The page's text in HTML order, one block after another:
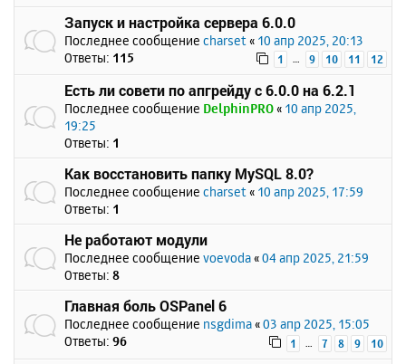
Запуск и настройка сервера 6.0.0
Последнее сообщение charset « 10 апр 2025, 20:13
Ответы: 115 1 … 9 10 11 12
Есть ли совети по апгрейду с 6.0.0 на 6.2.1
Последнее сообщение DelphinPRO « 10 апр 2025,
19:25
Ответы: 1
Как восстановить папку MySQL 8.0?
Последнее сообщение charset « 10 апр 2025, 17:59
Ответы: 1
Не работают модули
Последнее сообщение voevoda «04 апр 2025, 21:59
Ответы: 8
Главная боль OSPanel 6
Последнее сообщение nsgdima «03 апр 2025, 15:05
Ответы: 96 1 … 7 8 9 10